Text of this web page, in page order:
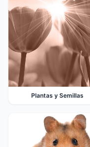
Plantas y Semillas